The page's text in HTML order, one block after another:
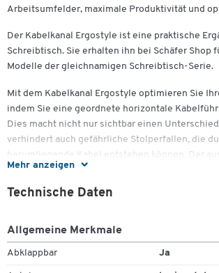
Mehr anzeigen
Arbeitsumfelder, maximale Produktivität und
Der Kabelkanal Ergostyle ist eine praktische
Schreibtisch. Sie erhalten ihn bei Schäfer Shop
Modelle der gleichnamigen Schreibtisch-Serie.
Mit dem Kabelkanal Ergostyle optimieren Sie
indem Sie eine geordnete horizontale
Dies macht nicht nur sichtbar einen
verhindert auch gefährliche Stolperfallen, die
herumliegende Kabel entstehen können. Der aus
pulverbeschichtetem Stahl gefertigte
Unterseite Ihrer Schreibtischplatte befestigt und
Büromöbelprogramm, egal ob mit einer 90 Grad
Grad Freiformplatte, einer klassisch
Technische Daten
Allgemeine Merkmale
Abklappbar Ja
Zum Zoomen doppeltippen